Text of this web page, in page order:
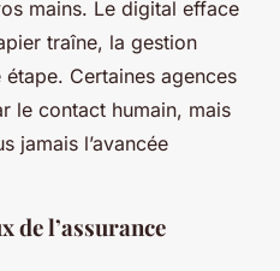
mains. Le digital efface
traîne, la gestion
Certaines agences
le contact humain, mais
jamais l’avancée
de l’assurance